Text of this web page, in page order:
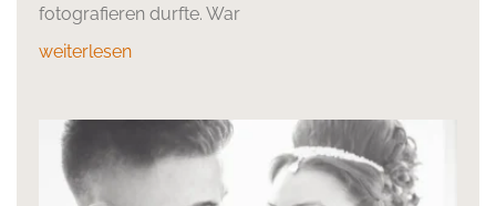
fotografieren durfte. War
weiterlesen